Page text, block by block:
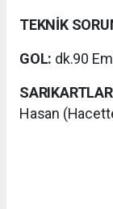
TEKNİK
GOL: dk.90
Hasan